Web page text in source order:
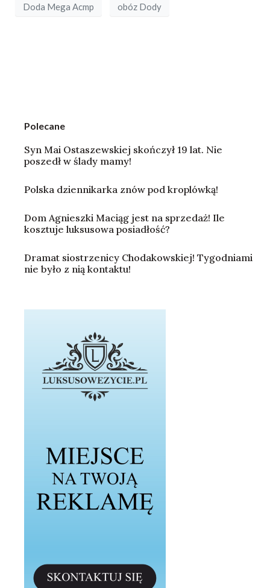
Doda Mega Acmp obóz Dody
Polecane
Syn Mai Ostaszewskiej skończył 19 lat. Nie
poszedł w ślady mamy!
Polska dziennikarka znów pod kroplówką!
Dom Agnieszki Maciąg jest na sprzedaż! Ile
kosztuje luksusowa posiadłość?
Dramat siostrzenicy Chodakowskiej! Tygodniami
nie było z nią kontaktu!